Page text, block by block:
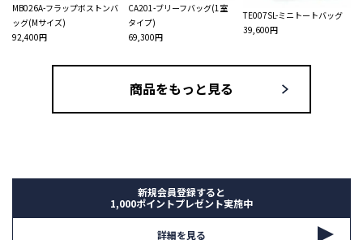
MB026A-フラップボストンバ
ッグ(Mサイズ)
92,400円
CA201-ブリーフバッグ(1室
タイプ)
69,300円
TE007SL-ミニトートバッグ
39,600円
商品をもっと見る
新規会員登録すると
1,000ポイントプレゼント実施中
詳細を見る